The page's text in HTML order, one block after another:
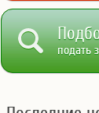
подать